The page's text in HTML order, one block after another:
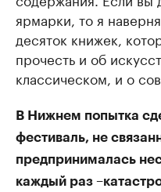
ярмарки, то я
десяток книжек,
прочесть и об
классическом, и о
В Нижнем попытка
фестиваль, не
предпринималась
каждый раз